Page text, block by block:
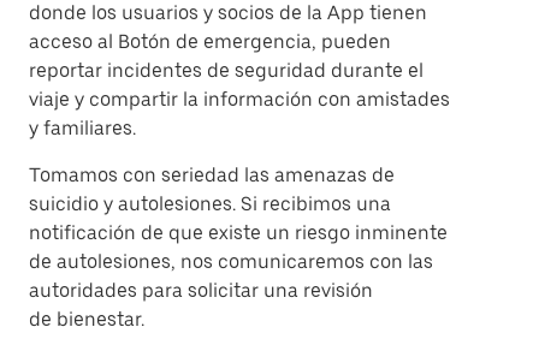
donde los usuarios y socios de la App tienen
acceso al Botón de emergencia, pueden
reportar incidentes de seguridad durante el
viaje y compartir la información con amistades
y familiares.
Tomamos con seriedad las amenazas de
suicidio y autolesiones. Si recibimos una
notificación de que existe un riesgo inminente
de autolesiones, nos comunicaremos con las
autoridades para solicitar una revisión
de bienestar.